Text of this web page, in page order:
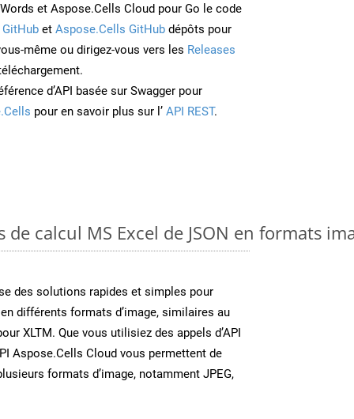
et Aspose.Cells Cloud pour Go le code
et Aspose.Cells GitHub dépôts pour
même ou dirigez-vous vers les Releases
d’API basée sur Swagger pour
pour en savoir plus sur l’ API REST.
calcul MS Excel de JSON en formats
des solutions rapides et simples pour
différents formats d’image, similaires au
XLTM. Que vous utilisiez des appels d’API
Aspose.Cells Cloud vous permettent de
formats d’image, notamment JPEG,